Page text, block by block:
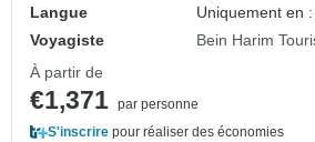
Langue
Uniquement en
Voyagiste
Bein Harim
À partir de
€1,371 par personne
S'inscrire pour réaliser des économies